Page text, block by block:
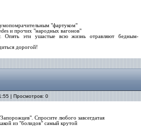
"фартуком"
и прочих "народных вагонов"
Опять эти ушастые всю жизнь отравляют бедным-
дорогой!
| Просмотров: 0
Спросите любого завсегдатая
из "болидов" самый крутой